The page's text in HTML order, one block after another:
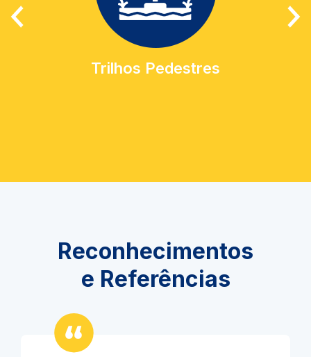
Trilhos Pedestres
Reconhecimentos
e Referências